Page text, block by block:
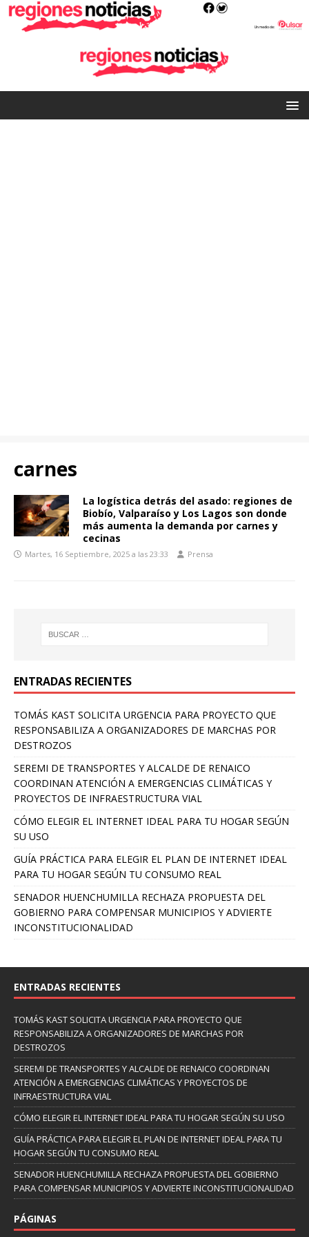
carnes
La logística detrás del asado: regiones de
Biobío, Valparaíso y Los Lagos son donde
más aumenta la demanda por carnes y
cecinas
Martes, 16 Septiembre, 2025 a las 23:33 Prensa
ENTRADAS RECIENTES
TOMÁS KAST SOLICITA URGENCIA PARA PROYECTO QUE
RESPONSABILIZA A ORGANIZADORES DE MARCHAS POR
DESTROZOS
SEREMI DE TRANSPORTES Y ALCALDE DE RENAICO
COORDINAN ATENCIÓN A EMERGENCIAS CLIMÁTICAS Y
PROYECTOS DE INFRAESTRUCTURA VIAL
CÓMO ELEGIR EL INTERNET IDEAL PARA TU HOGAR SEGÚN
SU USO
GUÍA PRÁCTICA PARA ELEGIR EL PLAN DE INTERNET IDEAL
PARA TU HOGAR SEGÚN TU CONSUMO REAL
SENADOR HUENCHUMILLA RECHAZA PROPUESTA DEL
GOBIERNO PARA COMPENSAR MUNICIPIOS Y ADVIERTE
INCONSTITUCIONALIDAD
ENTRADAS RECIENTES
TOMÁS KAST SOLICITA URGENCIA PARA PROYECTO QUE
RESPONSABILIZA A ORGANIZADORES DE MARCHAS POR
DESTROZOS
SEREMI DE TRANSPORTES Y ALCALDE DE RENAICO COORDINAN
ATENCIÓN A EMERGENCIAS CLIMÁTICAS Y PROYECTOS DE
INFRAESTRUCTURA VIAL
CÓMO ELEGIR EL INTERNET IDEAL PARA TU HOGAR SEGÚN SU USO
GUÍA PRÁCTICA PARA ELEGIR EL PLAN DE INTERNET IDEAL PARA TU
HOGAR SEGÚN TU CONSUMO REAL
SENADOR HUENCHUMILLA RECHAZA PROPUESTA DEL GOBIERNO
PARA COMPENSAR MUNICIPIOS Y ADVIERTE INCONSTITUCIONALIDAD
PÁGINAS